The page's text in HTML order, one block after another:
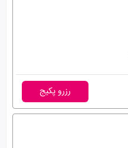
رزرو پکیج